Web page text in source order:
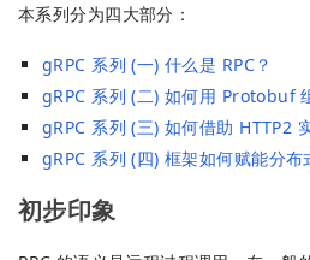
本系列分为四大部分：
gRPC 系列 (一) 什么是 RPC？
gRPC 系列 (二) 如何用 Protobuf
gRPC 系列 (三) 如何借助 HTTP2
gRPC 系列 (四) 框架如何赋能分布
初步印象